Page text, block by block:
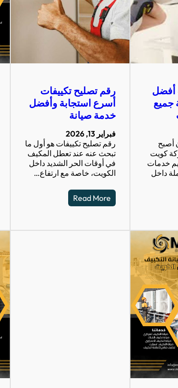
أفضل
جميع
أصبح
كويت
خدمات
داخل
رقم تصليح تكييفات
أسرع استجابة وأفضل
خدمة صيانة
فبراير 13, 2026
رقم تصليح تكييفات هو أول ما
تبحث عنه عند تعطل المكيف
في أوقات الحر الشديد داخل
الكويت، خاصة مع ارتفاع…
Read More